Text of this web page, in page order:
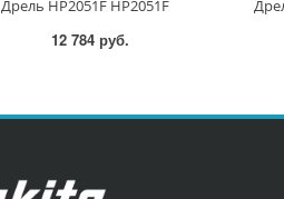
Дрель HP2051F HP2051F
12 784 руб.